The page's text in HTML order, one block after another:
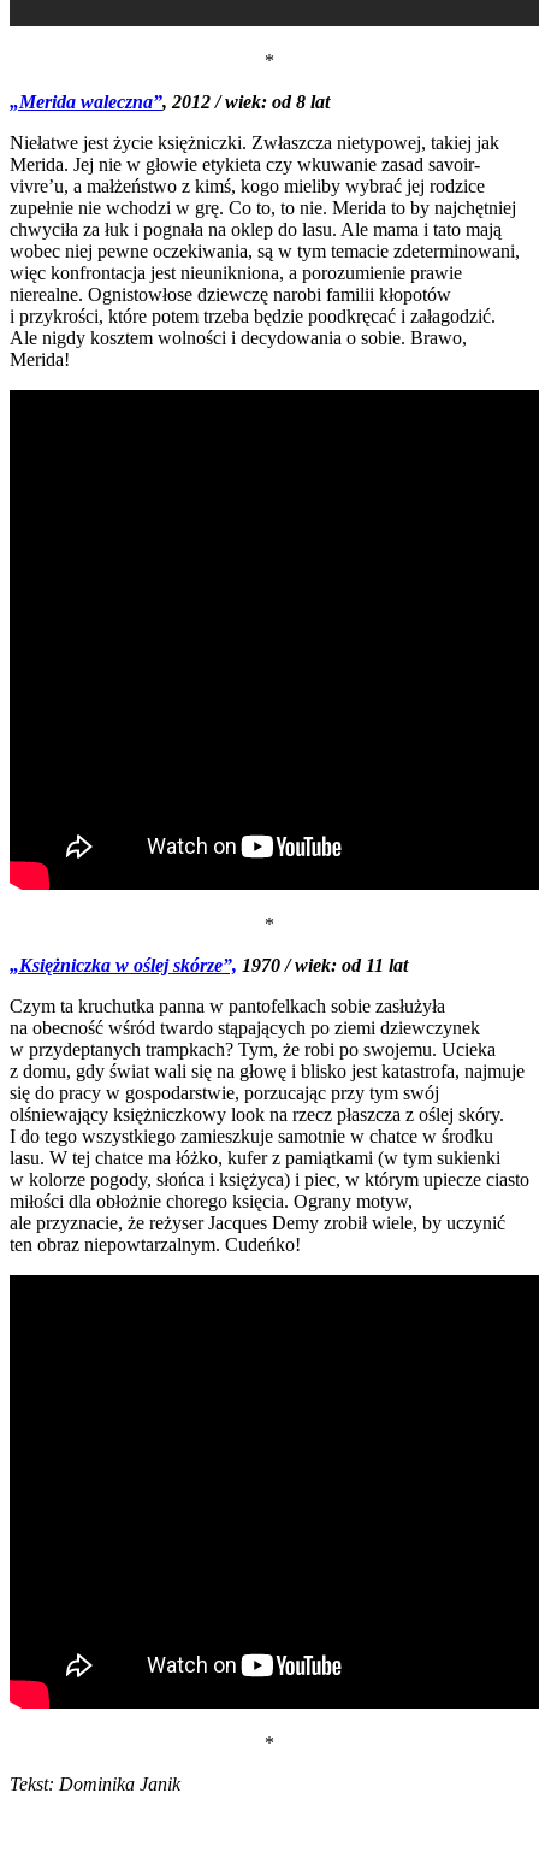
*
„Merida waleczna”, 2012 / wiek: od 8 lat
Niełatwe jest życie księżniczki. Zwłaszcza nietypowej, takiej jak
Merida. Jej nie w głowie etykieta czy wkuwanie zasad savoir-
vivre’u, a małżeństwo z kimś, kogo mieliby wybrać jej rodzice
zupełnie nie wchodzi w grę. Co to, to nie. Merida to by najchętniej
chwyciła za łuk i pognała na oklep do lasu. Ale mama i tato mają
wobec niej pewne oczekiwania, są w tym temacie zdeterminowani,
więc konfrontacja jest nieunikniona, a porozumienie prawie
nierealne. Ognistowłose dziewczę narobi familii kłopotów
i przykrości, które potem trzeba będzie poodkręcać i załagodzić.
Ale nigdy kosztem wolności i decydowania o sobie. Brawo,
Merida!
*
„Księżniczka w oślej skórze”, 1970 / wiek: od 11 lat
Czym ta kruchutka panna w pantofelkach sobie zasłużyła
na obecność wśród twardo stąpających po ziemi dziewczynek
w przydeptanych trampkach? Tym, że robi po swojemu. Ucieka
z domu, gdy świat wali się na głowę i blisko jest katastrofa, najmuje
się do pracy w gospodarstwie, porzucając przy tym swój
olśniewający księżniczkowy look na rzecz płaszcza z oślej skóry.
I do tego wszystkiego zamieszkuje samotnie w chatce w środku
lasu. W tej chatce ma łóżko, kufer z pamiątkami (w tym sukienki
w kolorze pogody, słońca i księżyca) i piec, w którym upiecze ciasto
miłości dla obłożnie chorego księcia. Ograny motyw,
ale przyznacie, że reżyser Jacques Demy zrobił wiele, by uczynić
ten obraz niepowtarzalnym. Cudeńko!
*
Tekst: Dominika Janik